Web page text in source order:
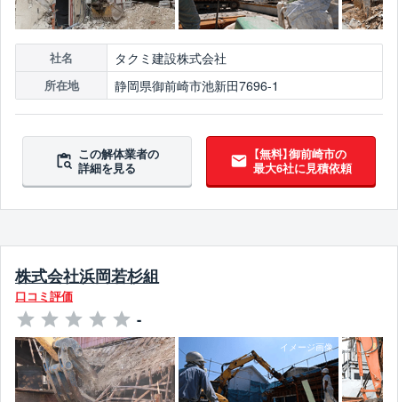
社名 タクミ建設株式会社
所在地 静岡県御前崎市池新田7696-1
この解体業者の
詳細を見る
【無料】御前崎市の
最大6社に見積依頼
株式会社浜岡若杉組
口コミ評価
-